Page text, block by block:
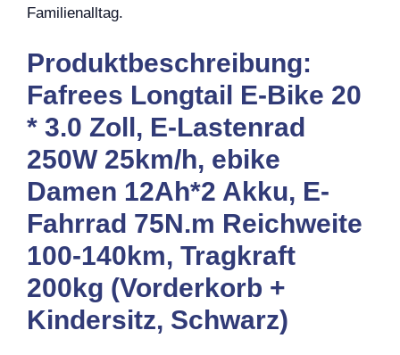
Familienalltag.
Produktbeschreibung:
Fafrees Longtail E-Bike 20
* 3.0 Zoll, E-Lastenrad
250W 25km/h, ebike
Damen 12Ah*2 Akku, E-
Fahrrad 75N.m Reichweite
100-140km, Tragkraft
200kg (Vorderkorb +
Kindersitz, Schwarz)